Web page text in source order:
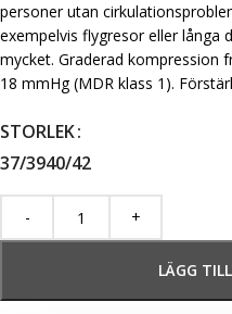
personer utan
exempelvis flygresor eller långa
mycket. Graderad kompression
18 mmHg (MDR klass 1).
STORLEK
37/3940/42
LÄGG